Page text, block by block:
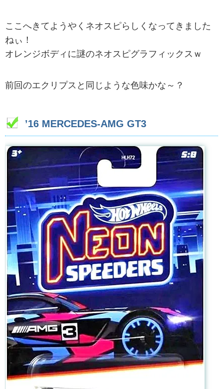
ここへきてようやくネオスピらしくなってきました
ねぃ！
オレンジボディに謎のネオスピグラフィックスｗ
前回のエクリプスと同じような色味かな～？
’16 MERCEDES-AMG GT3